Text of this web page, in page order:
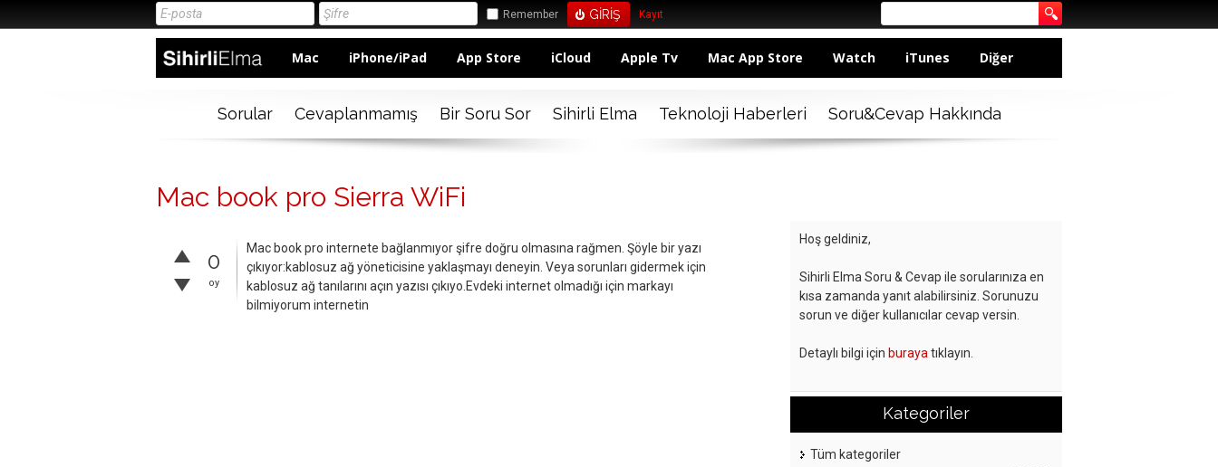
Remember Kayıt
Mac iPhone/iPad App Store iCloud Apple Tv Mac App Store Watch iTunes Diğer
Sorular Cevaplanmamış Bir Soru Sor Sihirli Elma Teknoloji Haberleri Soru&Cevap Hakkında
Mac book pro Sierra WiFi
0
oy
Mac book pro internete bağlanmıyor şifre doğru olmasına rağmen. Şöyle bir yazı
çıkıyor:kablosuz ağ yöneticisine yaklaşmayı deneyin. Veya sorunları gidermek için
kablosuz ağ tanılarını açın yazısı çıkıyo.Evdeki internet olmadığı için markayı
bilmiyorum internetin
Hoş geldiniz,
Sihirli Elma Soru & Cevap ile sorularınıza en
kısa zamanda yanıt alabilirsiniz. Sorunuzu
sorun ve diğer kullanıcılar cevap versin.
Detaylı bilgi için buraya tıklayın.
Kategoriler
Tüm kategoriler